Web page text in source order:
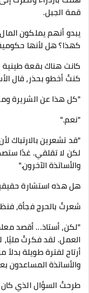
قمة الجبل.
يبدو أنهم يملكون
كهذا؟ هل لأنها
كانت هناك بقعة طينية
كنتُ أخطو بحذر، قال
"كل هذا عن الشريرة
"نعم."
"قد تشعرين بالارتباك
لكن لا تقلقي. غدًا
والأساتذة الآخرون."
هل هذه استشارة
شعرتُ بالحرج فجأة،
"لكن، أستاذ... أقصد
العمل. لقد فكرتُ
أرتاح لفترة طويلة
والأساتذة المساعدون
طرحتُ السؤال الذي